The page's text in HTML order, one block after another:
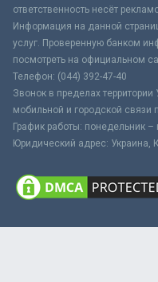
ответственность несёт
Информация на данной
услуг. Проверенную банком
посмотреть на официальном
Телефон: (044) 392-47-40
Звонок в пределах
мобильной и городской связи
График работы: понедельник
Юридический адрес: Украина,